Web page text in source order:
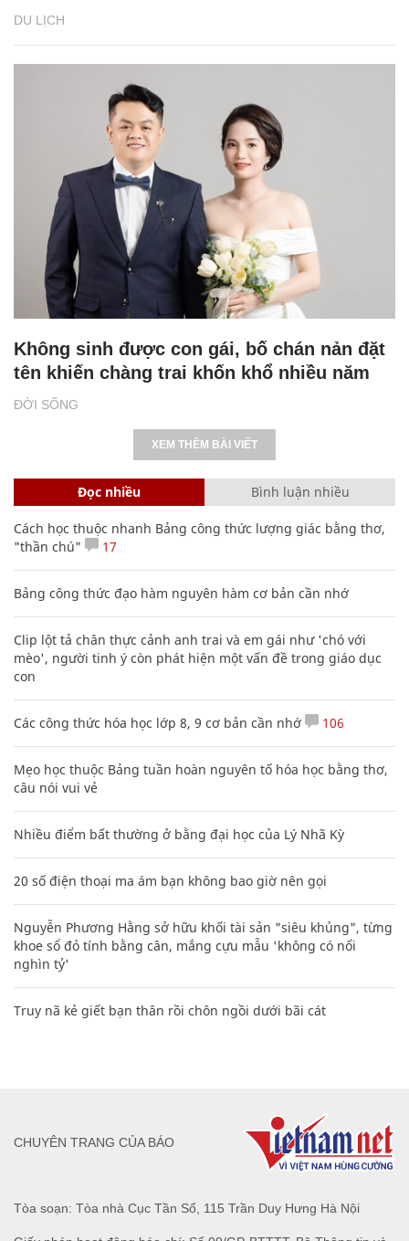
DU LỊCH
ĐỜI SỐNG
Không sinh được con gái, bố chán nản đặt
tên khiến chàng trai khốn khổ nhiều năm
XEM THÊM BÀI VIẾT
Đọc nhiều Bình luận nhiều
Cách học thuộc nhanh Bảng công thức lượng giác bằng thơ,
"thần chú"
17
Bảng công thức đạo hàm nguyên hàm cơ bản cần nhớ
Clip lột tả chân thực cảnh anh trai và em gái như 'chó với
mèo', người tinh ý còn phát hiện một vấn đề trong giáo dục
con
Các công thức hóa học lớp 8, 9 cơ bản cần nhớ 106
Mẹo học thuộc Bảng tuần hoàn nguyên tố hóa học bằng thơ,
câu nói vui vẻ
Nhiều điểm bất thường ở bằng đại học của Lý Nhã Kỳ
20 số điện thoại ma ám bạn không bao giờ nên gọi
Nguyễn Phương Hằng sở hữu khối tài sản "siêu khủng", từng
khoe sổ đỏ tính bằng cân, mắng cựu mẫu 'không có nổi
nghìn tỷ'
Truy nã kẻ giết bạn thân rồi chôn ngồi dưới bãi cát
Tòa soạn: Tòa nhà Cục Tần Số, 115 Trần Duy Hưng Hà Nội
CHUYÊN TRANG CỦA BÁO